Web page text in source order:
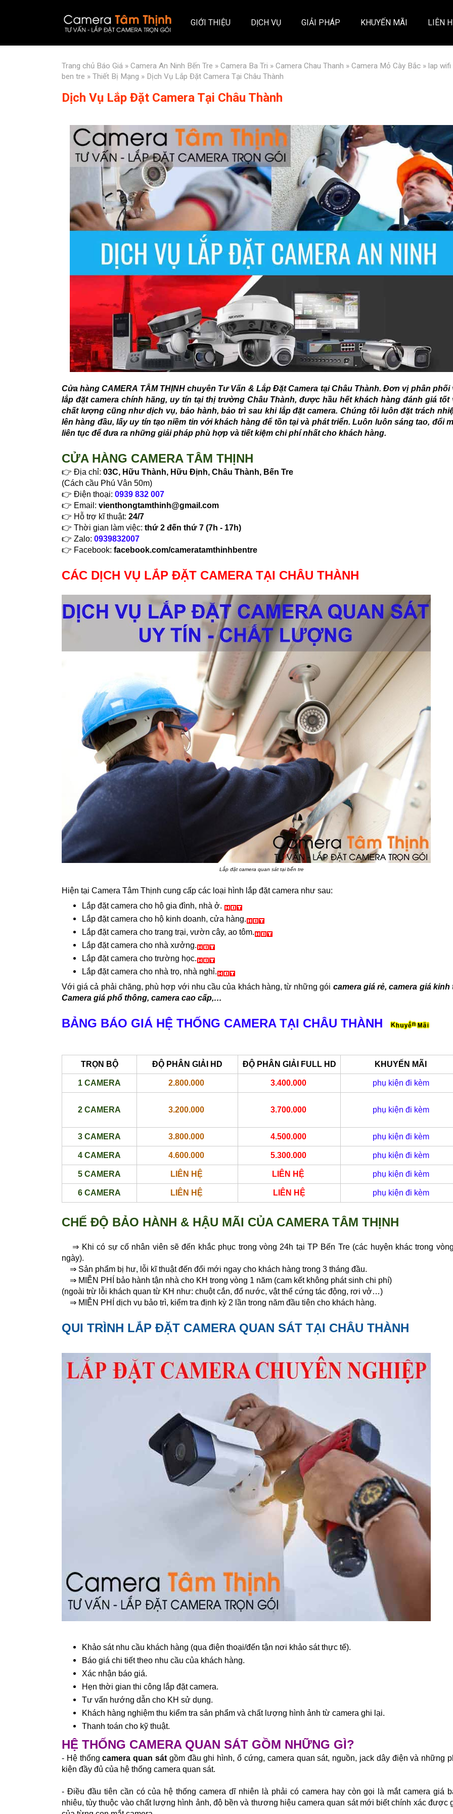
GIỚI THIỆU DỊCH VỤ GIẢI PHÁP KHUYẾN MÃI LIÊN
Trang chủ Báo Giá » Camera An Ninh Bến Tre » Camera Ba Tri » Camera Chau Thanh » Camera Mỏ Cày Bắc » lap wifi
ben tre » Thiết Bị Mạng » Dịch Vụ Lắp Đặt Camera Tại Châu Thành
Dịch Vụ Lắp Đặt Camera Tại Châu Thành
Cửa hàng CAMERA TÂM THỊNH chuyên Tư Vấn & Lắp Đặt Camera tại Châu Thành. Đơn vị phân phối
lắp đặt camera chính hãng, uy tín tại thị trường Châu Thành, được hầu hết khách hàng đánh giá tốt
chất lượng cũng như dịch vụ, bảo hành, bảo trì sau khi lắp đặt camera. Chúng tôi luôn đặt trách
lên hàng đầu, lấy uy tín tạo niềm tin với khách hàng để tồn tại và phát triển. Luôn luôn sáng tao, đổi
liên tục để đưa ra những giải pháp phù hợp và tiết kiệm chi phí nhất cho khách hàng.
CỬA HÀNG CAMERA TÂM THỊNH
👉 Địa chỉ: 03C, Hữu Thành, Hữu Định, Châu Thành, Bến Tre
(Cách cầu Phú Vân 50m)
👉 Điện thoại: 0939 832 007
👉 Email: vienthongtamthinh@gmail.com
👉 Hỗ trợ kĩ thuật: 24/7
👉 Thời gian làm việc: thứ 2 đến thứ 7 (7h - 17h)
👉 Zalo: 0939832007
👉 Facebook: facebook.com/cameratamthinhbentre
CÁC DỊCH VỤ LẮP ĐẶT CAMERA TẠI CHÂU THÀNH
Lắp đặt camera quan sát tại bến tre
Hiện tại Camera Tâm Thịnh cung cấp các loại hình lắp đặt camera như sau:
Lắp đặt camera cho hộ gia đình, nhà ở.
Lắp đặt camera cho hộ kinh doanh, cửa hàng.
Lắp đặt camera cho trang trại, vườn cây, ao tôm.
Lắp đặt camera cho nhà xưởng.
Lắp đặt camera cho trường học.
Lắp đặt camera cho nhà trọ, nhà nghỉ.
Với giá cả phải chăng, phù hợp với nhu cầu của khách hàng, từ những gói camera giá rẻ, camera giá kinh
Camera giá phổ thông, camera cao cấp,…
BẢNG BÁO GIÁ HỆ THỐNG CAMERA TẠI CHÂU THÀNH
TRỌN BỘ ĐỘ PHÂN GIẢI HD ĐỘ PHÂN GIẢI FULL HD KHUYẾN MÃI
1 CAMERA 2.800.000 3.400.000 phụ kiện đi kèm
2 CAMERA 3.200.000 3.700.000 phụ kiện đi kèm
3 CAMERA 3.800.000 4.500.000 phụ kiện đi kèm
4 CAMERA 4.600.000 5.300.000 phụ kiện đi kèm
5 CAMERA LIÊN HỆ LIÊN HỆ phụ kiện đi kèm
6 CAMERA LIÊN HỆ LIÊN HỆ phụ kiện đi kèm
CHẾ ĐỘ BẢO HÀNH & HẬU MÃI CỦA CAMERA TÂM THỊNH
⇒ Khi có sự cố nhân viên sẽ đến khắc phục trong vòng 24h tại TP Bến Tre (các huyện khác trong
ngày).
⇒ Sản phẩm bị hư, lỗi kĩ thuật đến đổi mới ngay cho khách hàng trong 3 tháng đầu.
⇒ MIỄN PHÍ bảo hành tận nhà cho KH trong vòng 1 năm (cam kết không phát sinh chi phí)
(ngoài trừ lỗi khách quan từ KH như: chuột cắn, đổ nước, vật thể cứng tác động, rơi vở…)
⇒ MIỄN PHÍ dịch vụ bảo trì, kiểm tra định kỳ 2 lần trong năm đầu tiên cho khách hàng.
QUI TRÌNH LẮP ĐẶT CAMERA QUAN SÁT TẠI CHÂU THÀNH
Khảo sát nhu cầu khách hàng (qua điện thoại/đến tận nơi khảo sát thực tế).
Báo giá chi tiết theo nhu cầu của khách hàng.
Xác nhận báo giá.
Hẹn thời gian thi công lắp đặt camera.
Tư vấn hướng dẫn cho KH sử dụng.
Khách hàng nghiệm thu kiểm tra sản phẩm và chất lượng hình ảnh từ camera ghi lại.
Thanh toán cho kỹ thuật.
HỆ THỐNG CAMERA QUAN SÁT GỒM NHỮNG GÌ?
- Hệ thốngcamera quan sát gồm đầu ghi hình, ổ cứng, camera quan sát, nguồn, jack dây điện và những
kiện đầy đủ của hệ thống camera quan sát.
- Điều đầu tiên cần có của hệ thống camera dĩ nhiên là phải có camera hay còn gọi là mắt camera giá
nhiêu, tùy thuộc vào chất lượng hình ảnh, độ bền và thương hiệu camera quan sát mới biết chính xác được